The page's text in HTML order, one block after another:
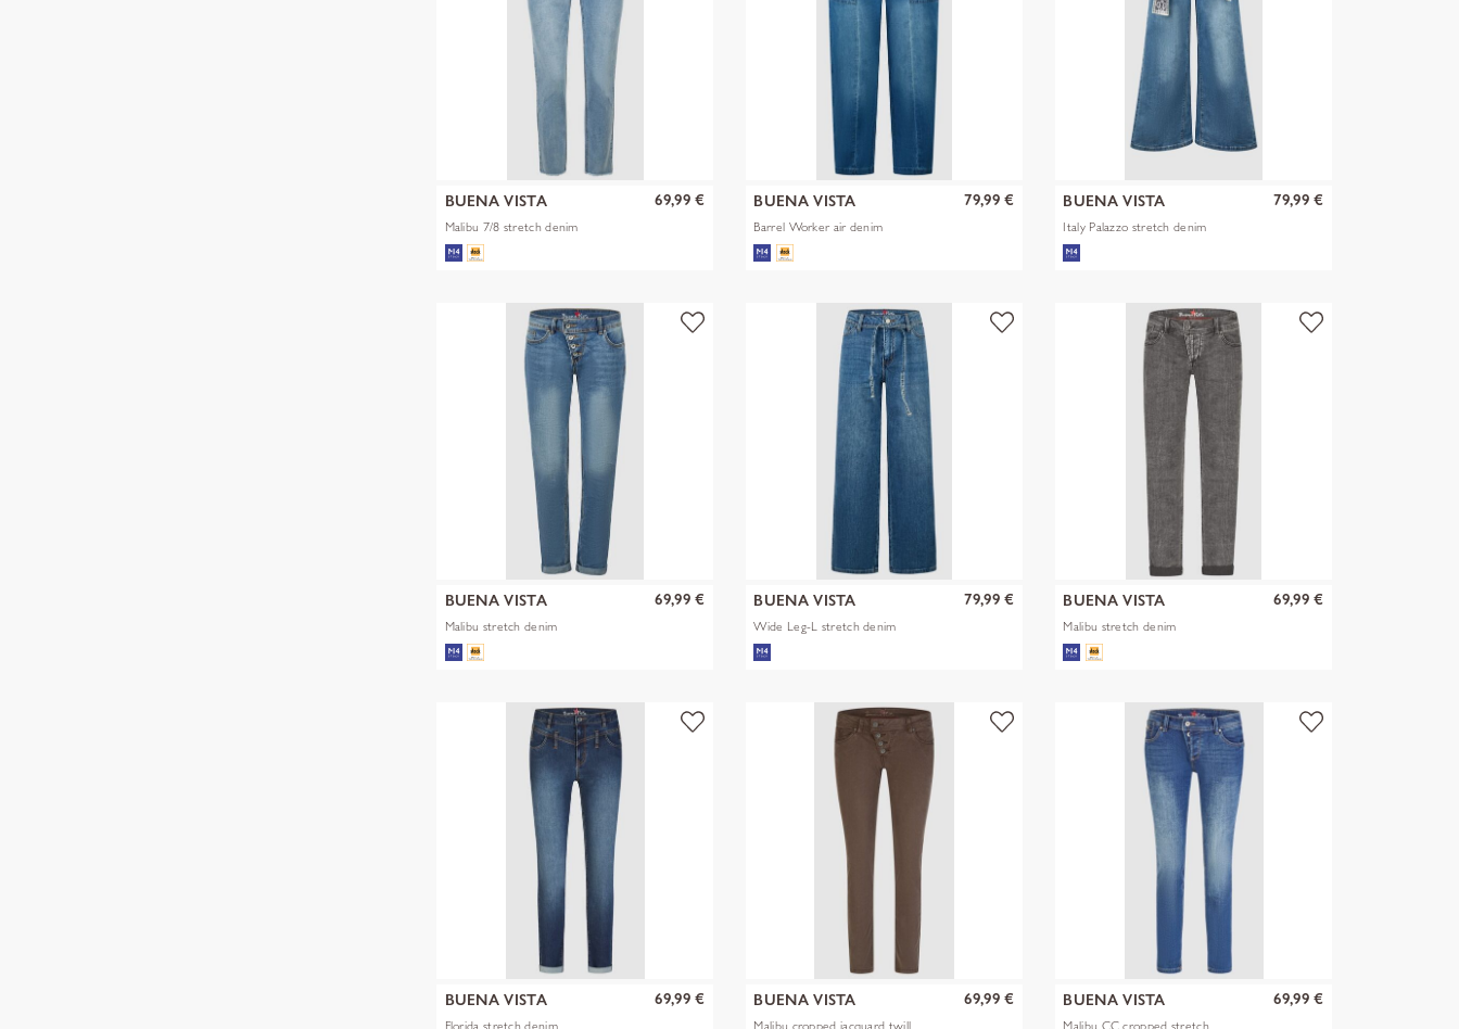
BUENA VISTA
Malibu 7/8 stretch denim
69,99 € BUENA VISTA
Barrel Worker air denim
79,99 € BUENA VISTA
Italy Palazzo stretch denim
79,99 €
BUENA VISTA
Malibu stretch denim
69,99 € BUENA VISTA
Wide Leg-L stretch denim
79,99 € BUENA VISTA
Malibu stretch denim
69,99 €
BUENA VISTA
Florida stretch denim
69,99 € BUENA VISTA
Malibu cropped jacquard twill
69,99 € BUENA VISTA
Malibu CC cropped stretch
69,99 €